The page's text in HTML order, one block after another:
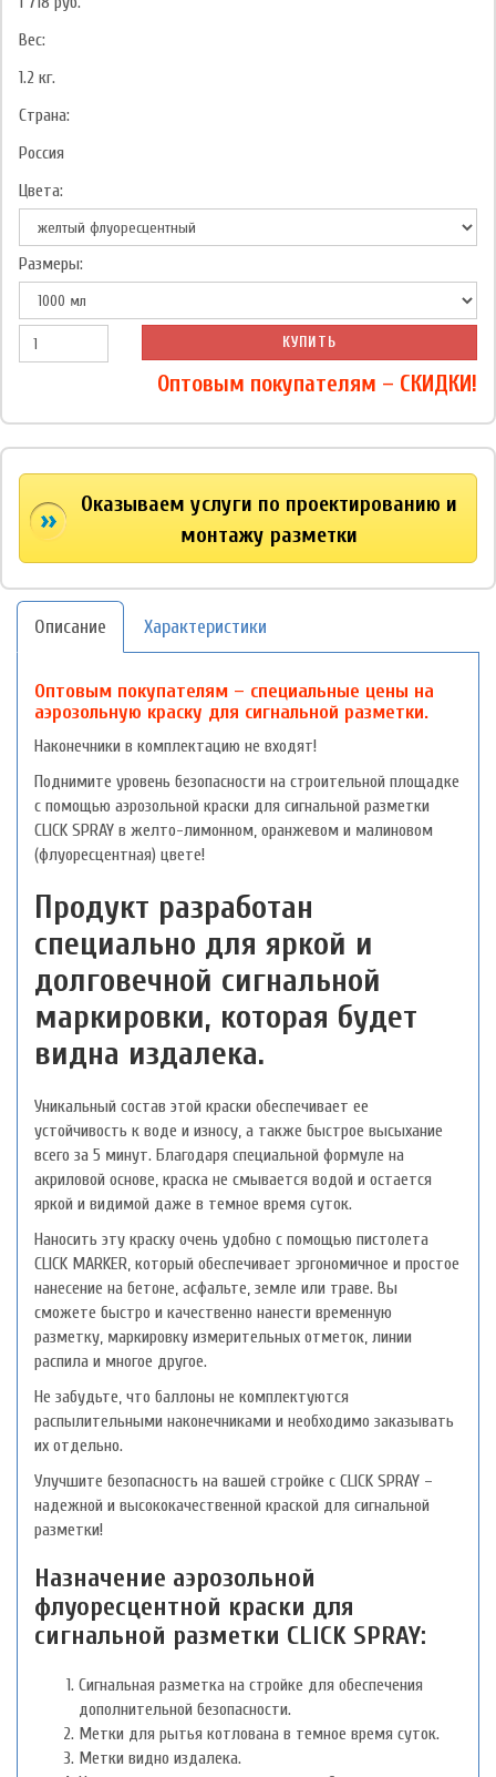
Вес:
1.2 кг.
Страна:
Россия
Цвета:
Размеры:
КУПИТЬ
Оптовым покупателям – СКИДКИ!
Оказываем услуги по проектированию и
монтажу разметки
Описание Характеристики
Оптовым покупателям – специальные цены на
аэрозольную краску для сигнальной разметки.
Наконечники в комплектацию не входят!
Поднимите уровень безопасности на строительной площадке
с помощью аэрозольной краски для сигнальной разметки
CLICK SPRAY в желто-лимонном, оранжевом и малиновом
(флуоресцентная) цвете!
Продукт разработан
специально для яркой и
долговечной сигнальной
маркировки, которая будет
видна издалека.
Уникальный состав этой краски обеспечивает ее
устойчивость к воде и износу, а также быстрое высыхание
всего за 5 минут. Благодаря специальной формуле на
акриловой основе, краска не смывается водой и остается
яркой и видимой даже в темное время суток.
Наносить эту краску очень удобно с помощью пистолета
CLICK MARKER, который обеспечивает эргономичное и простое
нанесение на бетоне, асфальте, земле или траве. Вы
сможете быстро и качественно нанести временную
разметку, маркировку измерительных отметок, линии
распила и многое другое.
Не забудьте, что баллоны не комплектуются
распылительными наконечниками и необходимо заказывать
их отдельно.
Улучшите безопасность на вашей стройке с CLICK SPRAY –
надежной и высококачественной краской для сигнальной
разметки!
Назначение аэрозольной
флуоресцентной краски для
сигнальной разметки CLICK SPRAY:
Сигнальная разметка на стройке для обеспечения
дополнительной безопасности.
Метки для рытья котлована в темное время суток.
Метки видно издалека.